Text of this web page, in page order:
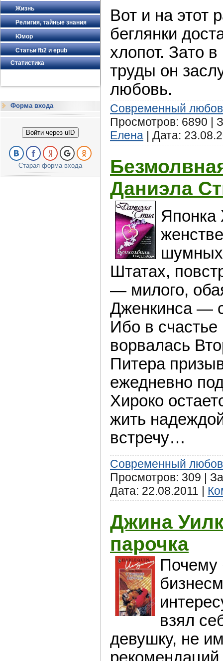
Жизнь
Религия, тайные знания
Юмор
Статьи fb2 и epub
Статистика
Форма входа
Войти через uID
Старая форма входа
Вот и на этот
беглянки
хлопот. Зaто
труды oн
любовь.
Современный
Просмотров: 6890 |
Елена | Дата:
Даниэла
Японка
Штатах,
— милого,
Дженкинса —
Ибо в
ворвалась
Питера
ежедневно
Хироко
жить
встречу…
Современный
Просмотров: 309 |
Дата: 22.08.2011 |
Джина
парочка
Почeму
взял
девушку, нe